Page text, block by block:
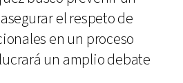
el respeto de
en un proceso
un amplio debate